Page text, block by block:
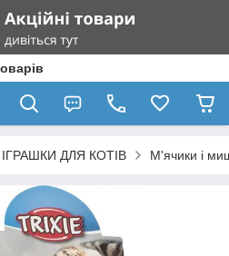
ІГРАШКИ ДЛЯ КОТІВ М'ячики і